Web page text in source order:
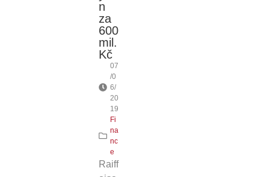
n
za
600
mil.
Kč
07
/0
6/
20
19
Fi
na
nc
e
Raiff